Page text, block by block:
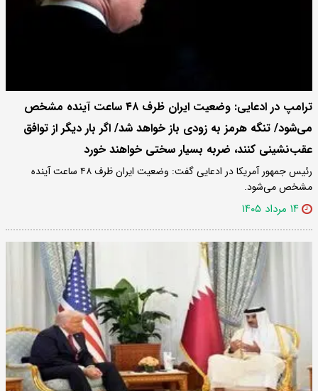
ترامپ در ادعایی: وضعیت ایران ظرف ۴۸ ساعت آینده مشخص
می‌شود/ تنگه هرمز به زودی باز خواهد شد/ اگر بار دیگر از توافق
عقب‌نشینی کنند، ضربه بسیار سختی خواهند خورد
رئیس جمهور آمریکا در ادعایی گفت: وضعیت ایران ظرف ۴۸ ساعت آینده
مشخص می‌شود.
۱۴ مرداد ۱۴۰۵